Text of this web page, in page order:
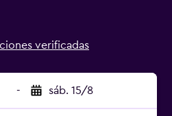
verificadas
- sáb. 15/8